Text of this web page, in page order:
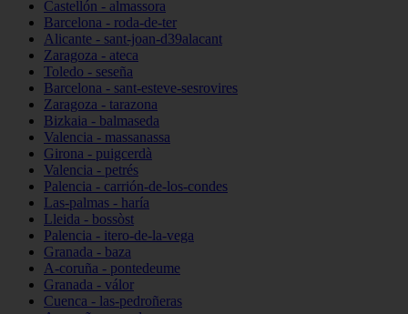
Castellón - almassora
Barcelona - roda-de-ter
Alicante - sant-joan-d39alacant
Zaragoza - ateca
Toledo - seseña
Barcelona - sant-esteve-sesrovires
Zaragoza - tarazona
Bizkaia - balmaseda
Valencia - massanassa
Girona - puigcerdà
Valencia - petrés
Palencia - carrión-de-los-condes
Las-palmas - haría
Lleida - bossòst
Palencia - itero-de-la-vega
Granada - baza
A-coruña - pontedeume
Granada - válor
Cuenca - las-pedroñeras